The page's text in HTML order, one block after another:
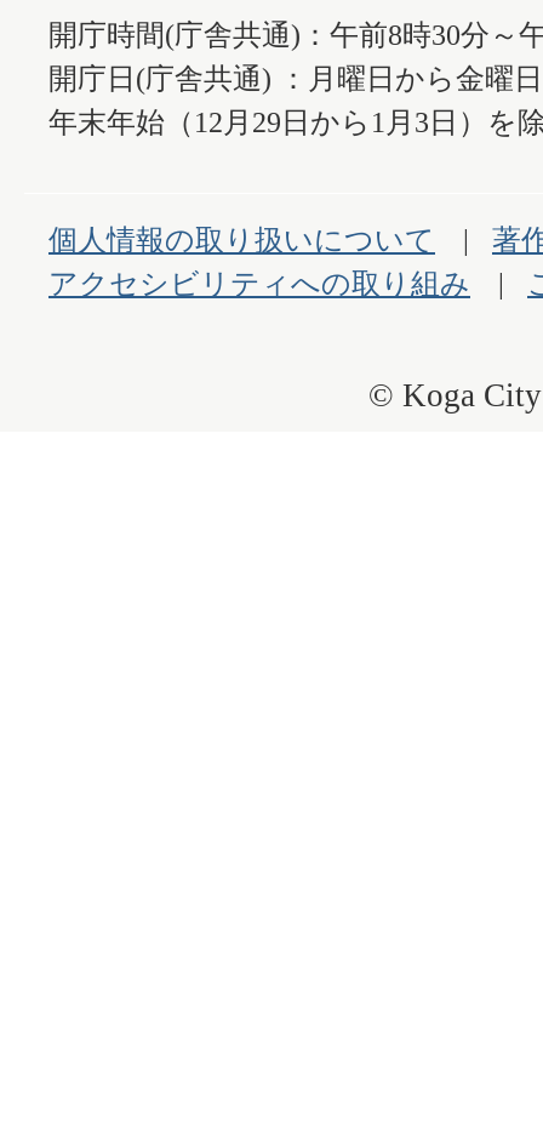
開庁時間(庁舎共通)：午前8時30分～
開庁日(庁舎共通) ：月曜日から金曜
年末年始（12月29日から1月3日）を
個人情報の取り扱いについて
著
アクセシビリティへの取り組み
© Koga City